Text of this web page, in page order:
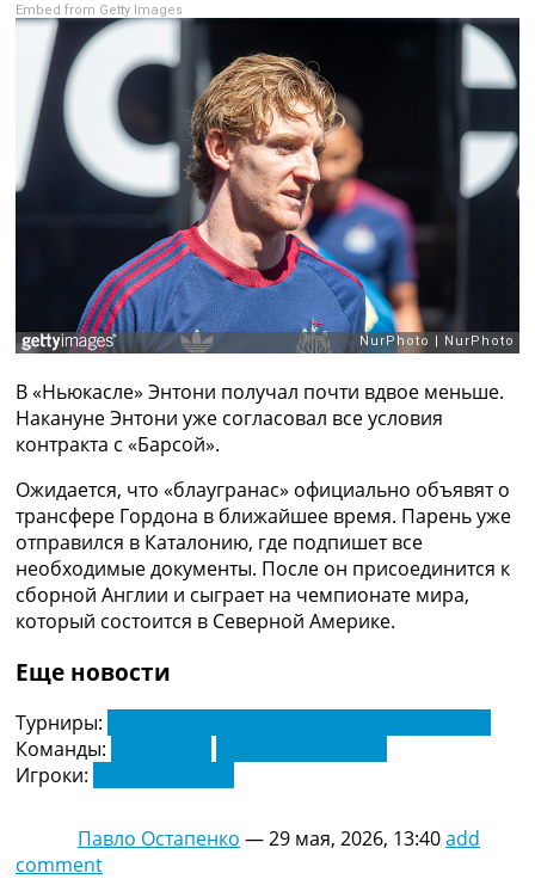
Лига Чемпионов
Англия. Премьер Лига
Испания. Ла Лига
Другие Турниры >>>
Таблицы
Таблицы групп Чемпионата Мира
Украина. Премьер-Лига
Украина. Первая Лига
Лига Чемпионов. Таблицы групп
Англия. Премьер-Лига
Испания. Ла Лига
Все таблицы >>>
Рейтинги
Рейтинг стран УЕФА
Рейтинг клубов УЕФА
Рейтинг ФИФА
ТВ программа
RU
UA
Categories
Главная
Новости футбола
Видео
Новости футбола Украины
Последние комментарии
Конкурс прогнозов
Логин
Правила
Embed from Getty Images
В «Ньюкасле» Энтони получал почти вдвое меньше.
Накануне Энтони уже согласовал все условия
контракта с «Барсой».
Ожидается, что «блаугранас» официально объявят о
трансфере Гордона в ближайшее время. Парень уже
отправился в Каталонию, где подпишет все
необходимые документы. После он присоединится к
сборной Англии и сыграет на чемпионате мира,
который состоится в Северной Америке.
Еще новости
Турниры:
Команды:
Игроки:
Павло Остапенко —29 мая, 2026, 13:40add
comment